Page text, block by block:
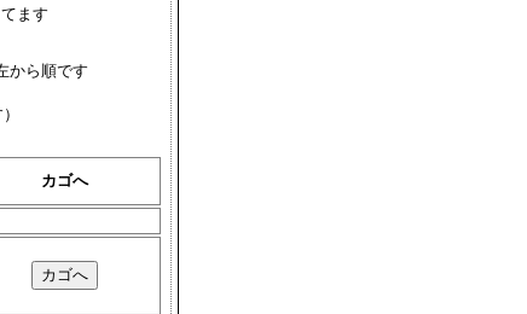
ます
から順です
カゴへ